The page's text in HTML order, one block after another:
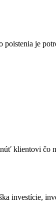
je
klientovi čo
investície,